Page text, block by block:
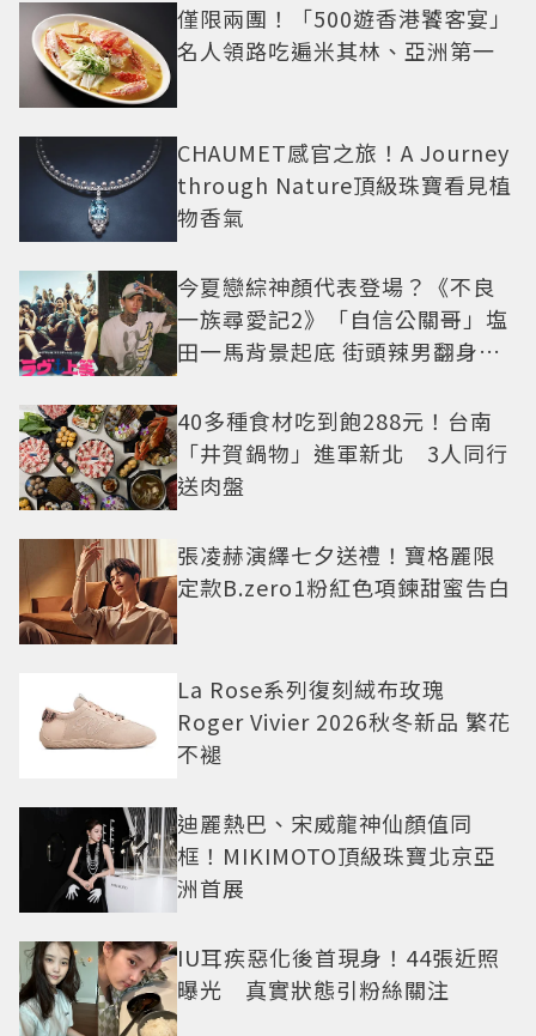
僅限兩團！「500遊香港饕客宴」
名人領路吃遍米其林、亞洲第一
CHAUMET感官之旅！A Journey
through Nature頂級珠寶看見植
物香氣
今夏戀綜神顏代表登場？《不良
一族尋愛記2》「自信公關哥」塩
田一馬背景起底 街頭辣男翻身當
40多種食材吃到飽288元！台南
「井賀鍋物」進軍新北 3人同行
送肉盤
張凌赫演繹七夕送禮！寶格麗限
定款B.zero1粉紅色項鍊甜蜜告白
La Rose系列復刻絨布玫瑰
Roger Vivier 2026秋冬新品 繁花
不褪
迪麗熱巴、宋威龍神仙顏值同
框！MIKIMOTO頂級珠寶北京亞
洲首展
IU耳疾惡化後首現身！44張近照
曝光 真實狀態引粉絲關注